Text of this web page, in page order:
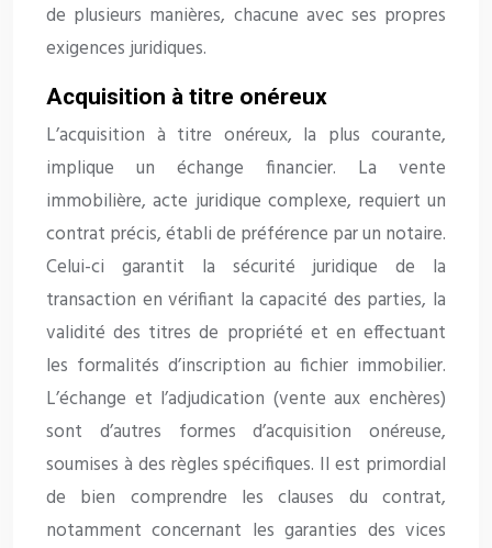
de plusieurs manières, chacune avec ses propres
exigences juridiques.
Acquisition à titre onéreux
L’acquisition à titre onéreux, la plus courante,
implique un échange financier. La vente
immobilière, acte juridique complexe, requiert un
contrat précis, établi de préférence par un notaire.
Celui-ci garantit la sécurité juridique de la
transaction en vérifiant la capacité des parties, la
validité des titres de propriété et en effectuant
les formalités d’inscription au fichier immobilier.
L’échange et l’adjudication (vente aux enchères)
sont d’autres formes d’acquisition onéreuse,
soumises à des règles spécifiques. Il est primordial
de bien comprendre les clauses du contrat,
notamment concernant les garanties des vices